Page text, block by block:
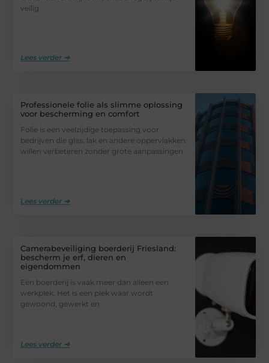
veilig
Lees verder ➜
Professionele folie als slimme oplossing
voor bescherming en comfort
Folie is een veelzijdige toepassing voor
bedrijven die glas, lak en andere oppervlakken
willen verbeteren zonder grote aanpassingen
Lees verder ➜
Camerabeveiliging boerderij Friesland:
bescherm je erf, dieren en
eigendommen
Een boerderij is vaak meer dan alleen een
werkplek. Het is een plek waar wordt
gewoond, gewerkt en
Lees verder ➜